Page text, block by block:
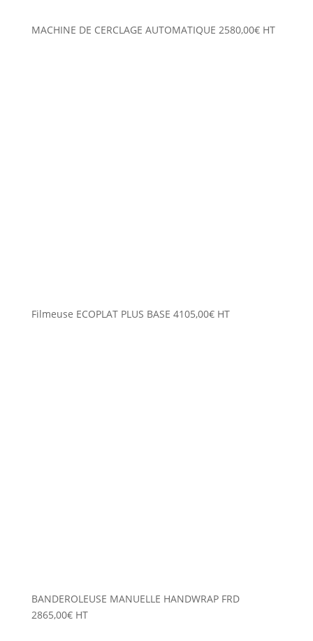
MACHINE DE CERCLAGE AUTOMATIQUE 2580,00€ HT
Filmeuse ECOPLAT PLUS BASE 4105,00€ HT
BANDEROLEUSE MANUELLE HANDWRAP FRD
2865,00€ HT